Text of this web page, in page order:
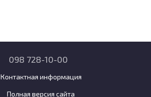
098 728-10-00
Контактная информация
Полная версия сайта